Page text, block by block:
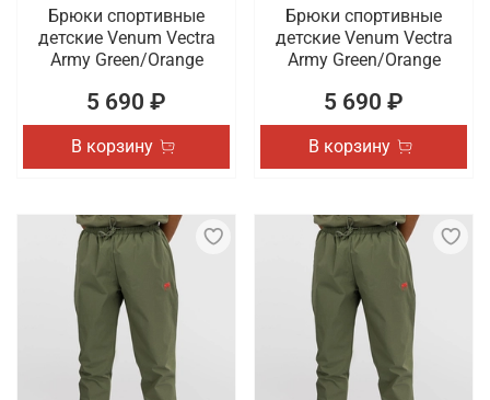
Брюки спортивные
детские Venum Vectra
Army Green/Orange
5 690 ₽
В корзину
Брюки спортивные
детские Venum Vectra
Army Green/Orange
5 690 ₽
В корзину